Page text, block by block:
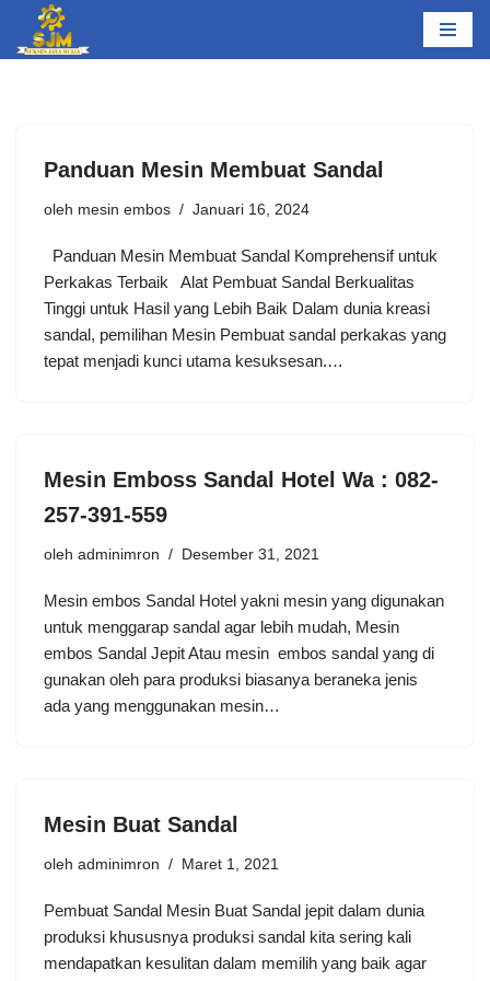
Lompat
Panduan Mesin Membuat Sandal
oleh mesin embos Januari 16, 2024
Panduan Mesin Membuat Sandal Komprehensif untuk
Perkakas Terbaik Alat Pembuat Sandal Berkualitas
Tinggi untuk Hasil yang Lebih Baik Dalam dunia kreasi
sandal, pemilihan Mesin Pembuat sandal perkakas yang
tepat menjadi kunci utama kesuksesan.…
Mesin Emboss Sandal Hotel Wa : 082-
257-391-559
oleh adminimron Desember 31, 2021
Mesin embos Sandal Hotel yakni mesin yang digunakan
untuk menggarap sandal agar lebih mudah, Mesin
embos Sandal Jepit Atau mesin embos sandal yang di
gunakan oleh para produksi biasanya beraneka jenis
ada yang menggunakan mesin…
Mesin Buat Sandal
oleh adminimron Maret 1, 2021
Pembuat Sandal Mesin Buat Sandal jepit dalam dunia
produksi khususnya produksi sandal kita sering kali
mendapatkan kesulitan dalam memilih yang baik agar